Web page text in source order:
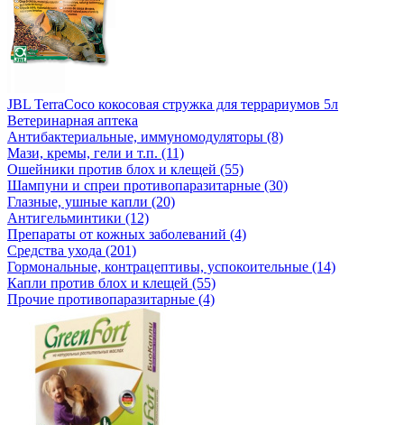
JBL TerraCoco кокосовая стружка для террариумов 5л
Ветеринарная аптека
Антибактериальные, иммуномодуляторы (8)
Мази, кремы, гели и т.п. (11)
Ошейники против блох и клещей (55)
Шампуни и спреи противопаразитарные (30)
Глазные, ушные капли (20)
Антигельминтики (12)
Препараты от кожных заболеваний (4)
Средства ухода (201)
Гормональные, контрацептивы, успокоительные (14)
Капли против блох и клещей (55)
Прочие противопаразитарные (4)